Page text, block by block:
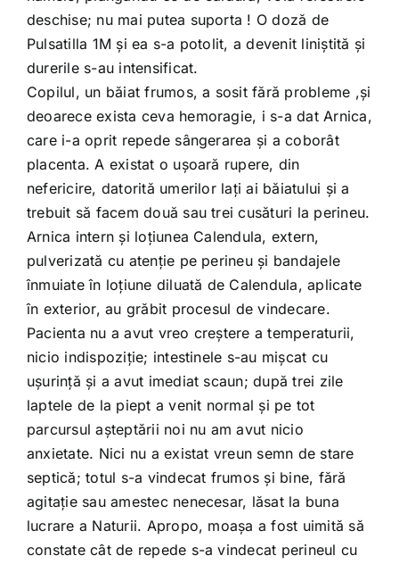
deschise; nu mai putea suporta ! O doză de
Pulsatilla 1M şi ea s-a potolit, a devenit liniştită şi
durerile s-au intensificat.
Copilul, un băiat frumos, a sosit fără probleme ,şi
deoarece exista ceva hemoragie, i s-a dat Arnica,
care i-a oprit repede sângerarea şi a coborât
placenta. A existat o uşoară rupere, din
nefericire, datorită umerilor laţi ai băiatului şi a
trebuit să facem două sau trei cusături la perineu.
Arnica intern şi loţiunea Calendula, extern,
pulverizată cu atenţie pe perineu şi bandajele
înmuiate în loţiune diluată de Calendula, aplicate
în exterior, au grăbit procesul de vindecare.
Pacienta nu a avut vreo creştere a temperaturii,
nicio indispoziţie; intestinele s-au mişcat cu
uşurinţă şi a avut imediat scaun; după trei zile
laptele de la piept a venit normal şi pe tot
parcursul aşteptării noi nu am avut nicio
anxietate. Nici nu a existat vreun semn de stare
septică; totul s-a vindecat frumos şi bine, fără
agitaţie sau amestec nenecesar, lăsat la buna
lucrare a Naturii. Apropo, moaşa a fost uimită să
constate cât de repede s-a vindecat perineul cu